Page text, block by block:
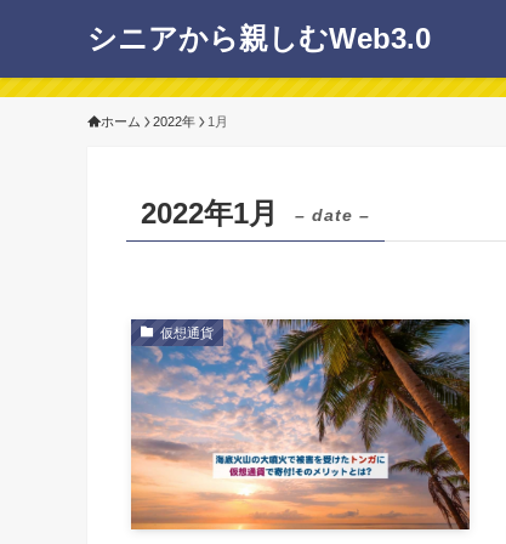
シニアから親しむWeb3.0
ホーム 2022年 1月
2022年1月 – date –
仮想通貨